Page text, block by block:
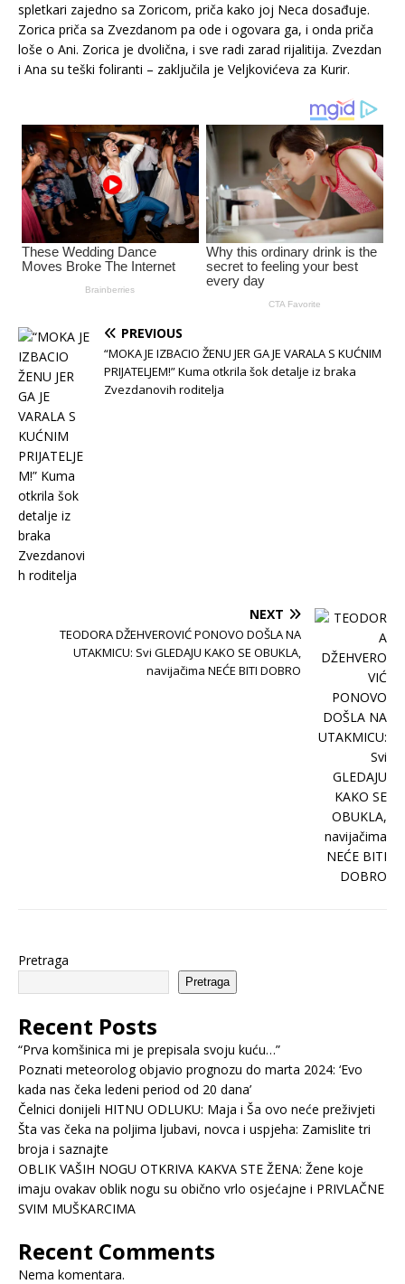
spletkari zajedno sa Zoricom, priča kako joj Neca dosađuje.
Zorica priča sa Zvezdanom pa ode i ogovara ga, i onda priča
loše o Ani. Zorica je dvolična, i sve radi zarad rijalitija. Zvezdan
i Ana su teški foliranti – zaključila je Veljkovićeva za Kurir.
PREVIOUS
“MOKA JE IZBACIO ŽENU JER GA JE VARALA S KUĆNIM
PRIJATELJEM!” Kuma otkrila šok detalje iz braka
Zvezdanovih roditelja
NEXT
TEODORA DŽEHVEROVIĆ PONOVO DOŠLA NA
UTAKMICU: Svi GLEDAJU KAKO SE OBUKLA,
navijačima NEĆE BITI DOBRO
Pretraga
Pretraga
Recent Posts
“Prva komšinica mi je prepisala svoju kuću…”
Poznati meteorolog objavio prognozu do marta 2024: ‘Evo
kada nas čeka ledeni period od 20 dana’
Čelnici donijeli HITNU ODLUKU: Maja i Ša ovo neće preživjeti
Šta vas čeka na poljima ljubavi, novca i uspjeha: Zamislite tri
broja i saznajte
OBLIK VAŠIH NOGU OTKRIVA KAKVA STE ŽENA: Žene koje
imaju ovakav oblik nogu su obično vrlo osjećajne i PRIVLAČNE
SVIM MUŠKARCIMA
Recent Comments
Nema komentara.